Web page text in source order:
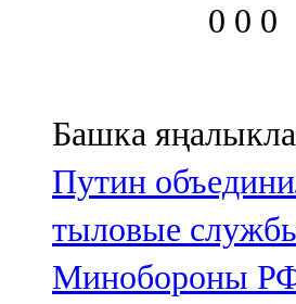
0 0 0
Башка
Путин
тыловые
Минобороны